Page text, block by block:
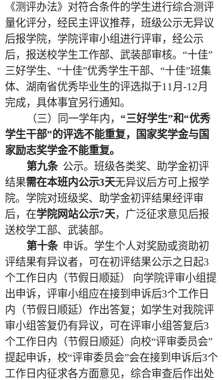
《测评办法》对符合条件的学生进行综合测评
量化评分，经民主评议推荐，班级公示无异议
后报学院，学院评审小组进行评审，经公示
后，报送校学生工作部、武装部审核。“十佳”
三好学生、“十佳”优秀学生干部、“十佳”班集
体、湖南省优秀毕业生的评选拟于11月-12月
完成，具体事宜另行通知。
（三）同一学年内， “三好学生”和“优秀
学生干部”的评选不能重复，国家奖学金与国
家励志奖学金不能重复。
第九条 公示。班级各类奖、助学金初评
结果需在本班内公示3天无异议后方可上报学
院。学院对班级奖、助学金初评结果经评审
后，在学院网站公示7天，广泛征求意见后报
送校学工部、武装部。
第十条 申诉。学生个人对奖励或资助初
评结果有异议者，可在初评结果公示之日起3
个工作日内（节假日顺延） 向学院评审小组提
出申诉，评审小组应在接到申诉后3个工作日
内（节假日顺延）作出答复；如学生对我院评
审小组答复仍有异议，可在评审小组答复后3
个工作日内（节假日顺延）向校“评审委员会”
提起申诉，校“评审委员会”会在接到申诉后3个
工作日内征求各方面意见，综合审查后作出处